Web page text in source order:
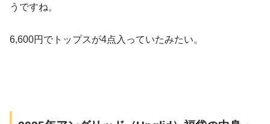
うですね。
6,600円でトップスが4点入っていたみたい。